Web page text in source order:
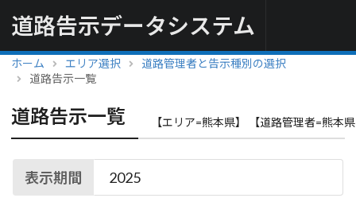
道路告示データシステム
ホーム エリア選択
道路管理者と告示種別の選択
道路告示一覧
道路告示一覧 【エリア=熊本県】 【道路管理者=熊本
表示期間